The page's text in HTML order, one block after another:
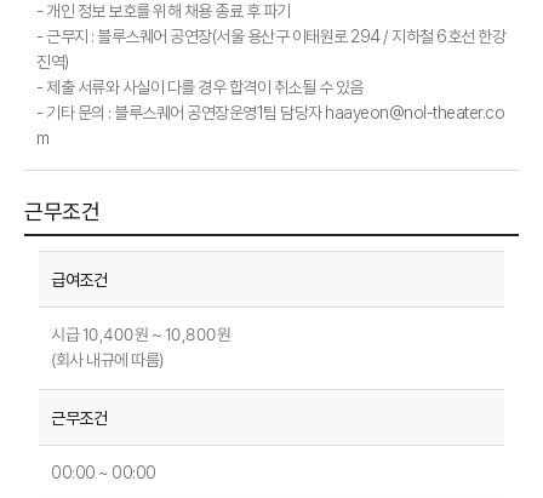
- 개인 정보 보호를 위해 채용 종료 후 파기
- 근무지 : 블루스퀘어 공연장(서울 용산구 이태원로 294 / 지하철 6호선 한강
진역)
- 제출 서류와 사실이 다를 경우 합격이 취소될 수 있음
- 기타 문의 : 블루스퀘어 공연장운영1팀 담당자 haayeon@nol-theater.co
m
근무조건
시급 10,400원 ~ 10,800원
(회사 내규에 따름)
00:00 ~ 00:00